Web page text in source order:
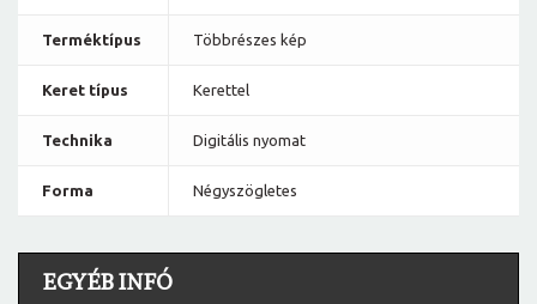
Terméktípus Többrészes kép
Keret típus Kerettel
Technika Digitális nyomat
Forma Négyszögletes
EGYÉB INFÓ